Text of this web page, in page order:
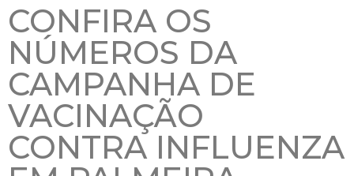
CONFIRA OS
NÚMEROS DA
CAMPANHA DE
VACINAÇÃO
CONTRA INFLUENZA